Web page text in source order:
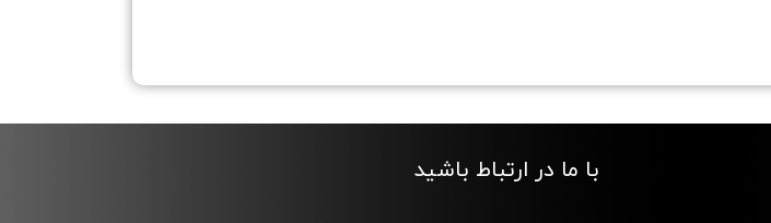
با ما در ارتباط باشید